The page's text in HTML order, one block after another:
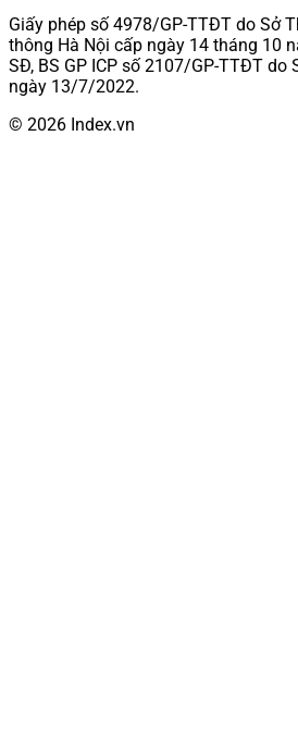
Giấy phép số 4978/GP-TTĐT do Sở
thông Hà Nội cấp ngày 14 tháng 10
SĐ, BS GP ICP số 2107/GP-TTĐT do
ngày 13/7/2022.
© 2026 Index.vn